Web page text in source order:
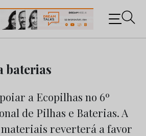
notícias sobre os negócios do
baterias
a Ecopilhas no 6º
de Pilhas e Baterias. A
reverterá a favor